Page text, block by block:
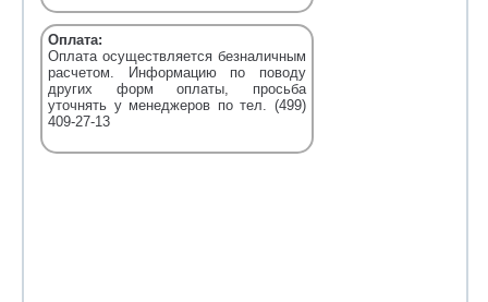
Оплата:
Оплата осуществляется безналичным
расчетом. Информацию по поводу
других форм оплаты, просьба
уточнять у менеджеров по тел. (499)
409-27-13